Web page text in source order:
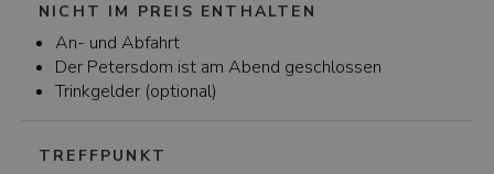
NICHT IM PREIS ENTHALTEN
An- und Abfahrt
Der Petersdom ist am Abend geschlossen
Trinkgelder (optional)
TREFFPUNKT